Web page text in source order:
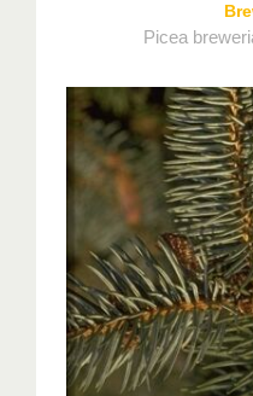
Picea